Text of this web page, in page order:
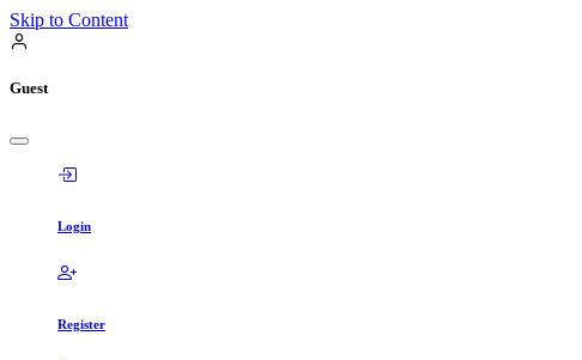
Skip to Content
Guest
Login
Register